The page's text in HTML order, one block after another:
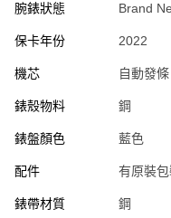
腕錶狀態 Brand
保卡年份 2022
機芯 自動發條
錶殼物料 鋼
錶盤顏色 藍色
配件 有原裝
錶帶材質 鋼